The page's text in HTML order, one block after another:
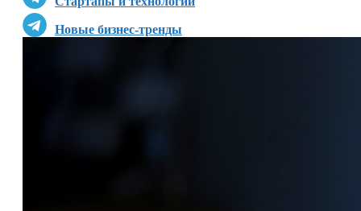
Новые бизнес-тренды